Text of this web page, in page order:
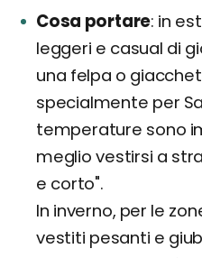
Cosa portare in
leggeri e casual di
una felpa o
specialmente per
temperature sono
meglio vestirsi a
e corto".
In inverno, per le
vestiti pesanti e